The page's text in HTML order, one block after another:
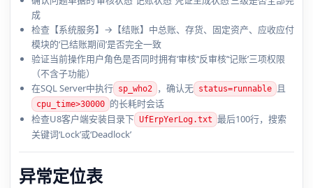
成
检查【系统服务】→【结账】中总账、存货、固定资产、应收应付
模块的‘已结账期间’是否完全一致
验证当前操作用户角色是否同时拥有‘审核’‘反审核’‘记账’三项权限
（不含子功能）
在SQL Server中执行 sp_who2 ，确认无 status=runnable 且
cpu_time>30000 的长耗时会话
检查U8客户端安装目录下 UfErpYerLog.txt 最后100行，搜索
关键词‘Lock’或‘Deadlock’
异常定位表